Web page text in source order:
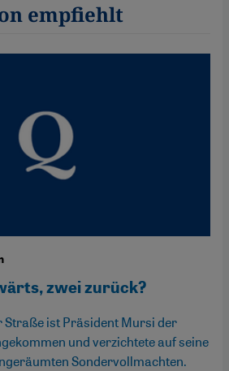
empfiehlt
zwei zurück?
Straße ist Präsident Mursi der
und verzichtete auf seine
Sondervollmachten.